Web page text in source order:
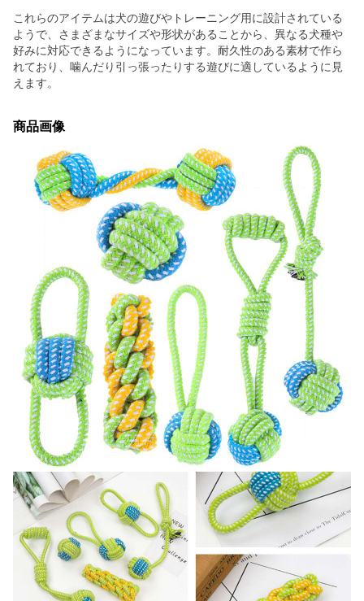
これらのアイテムは犬の遊びやトレーニング用に設計されている
ようで、さまざまなサイズや形状があることから、異なる犬種や
好みに対応できるようになっています。耐久性のある素材で作ら
れており、噛んだり引っ張ったりする遊びに適しているように見
えます。
商品画像